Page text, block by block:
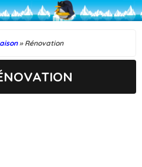
» Rénovation